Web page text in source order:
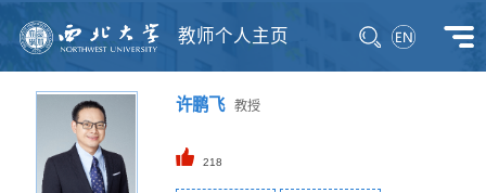
教师个人主页
许鹏飞教授
218